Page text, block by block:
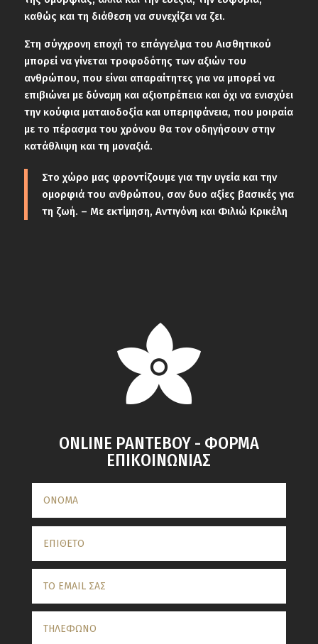
καθώς και τη διάθεση να συνεχίζει να ζει.
Στη σύγχρονη εποχή το επάγγελμα του Αισθητικού
μπορεί να γίνεται τροφοδότης των αξιών του
ανθρώπου, που είναι απαραίτητες για να μπορεί να
επιβιώνει με δύναμη και αξιοπρέπεια και όχι να ενισχύει
την κούφια ματαιοδοξία και υπερηφάνεια, που μοιραία
με το πέρασμα του χρόνου θα τον οδηγήσουν στην
κατάθλιψη και τη μοναξιά.
Στο χώρο μας φροντίζουμε για την υγεία και την
ομορφιά του ανθρώπου, σαν δυο αξίες βασικές για
τη ζωή. – Με εκτίμηση, Αντιγόνη και Φιλιώ Κρικέλη
ONLINE ΡΑΝΤΕΒΟΥ - ΦΟΡΜΑ
ΕΠΙΚΟΙΝΩΝΙΑΣ